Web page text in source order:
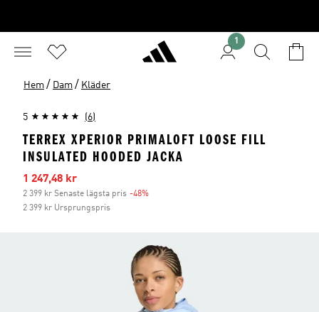
1
Hem / Dam / Kläder
5 (6)
TERREX XPERIOR PRIMALOFT LOOSE FILL
INSULATED HOODED JACKA
Reapris
1 247,48 kr
2 399 kr Senaste lägsta pris -48%
2 399 kr Ursprungspris